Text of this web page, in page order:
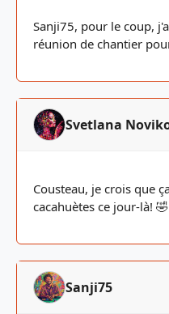
Sanji75, pour le coup,
réunion de chantier
Svetlana
Cousteau, je crois que
cacahuètes ce jour-là! 🤣
Sanji75